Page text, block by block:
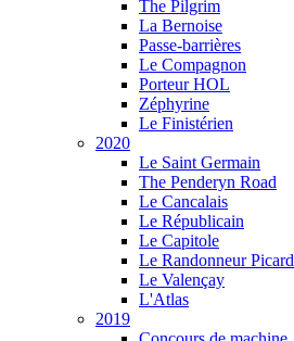
The Pilgrim
La Bernoise
Passe-barrières
Le Compagnon
Porteur HOL
Zéphyrine
Le Finistérien
2020
Le Saint Germain
The Penderyn Road
Le Cancalais
Le Républicain
Le Capitole
Le Randonneur Picard
Le Valençay
L'Atlas
2019